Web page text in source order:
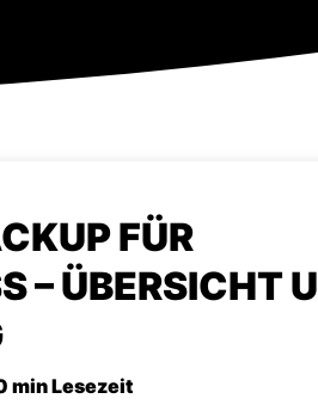
FÜR
– ÜBERSICHT
min Lesezeit